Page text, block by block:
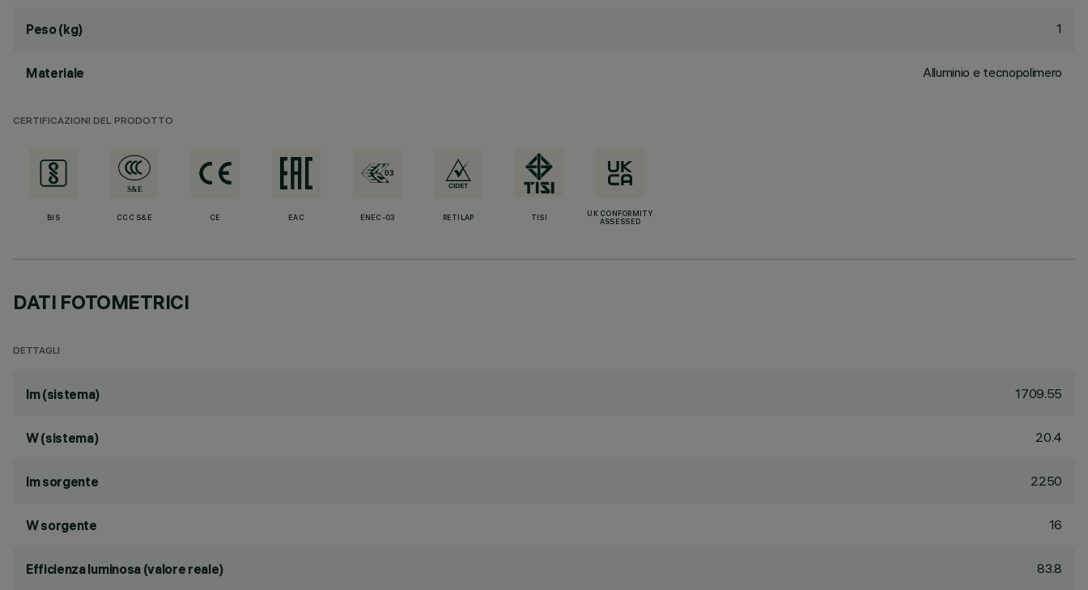
Peso (kg) 1
Materiale Alluminio e tecnopolimero
CERTIFICAZIONI DEL PRODOTTO
BIS CCC S&E CE EAC ENEC-03 RETILAP TISI
UK CONFORMITY
ASSESSED
DATI FOTOMETRICI
DETTAGLI
lm (sistema) 1709.55
W (sistema) 20.4
lm sorgente 2250
W sorgente 16
Efficienza luminosa (valore reale) 83.8